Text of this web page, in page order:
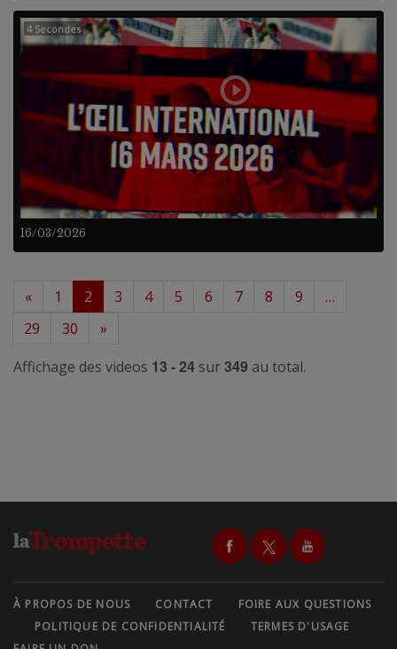
16/03/2026
4 Secondes
« 1 2 3 4 5 6 7 8 9
…
29
30
»
Affichage des videos 13 - 24 sur349 au total.
À PROPOS DE NOUS CONTACT
FOIRE AUX QUESTIONS
POLITIQUE DE CONFIDENTIALITÉ
TERMES D'USAGE